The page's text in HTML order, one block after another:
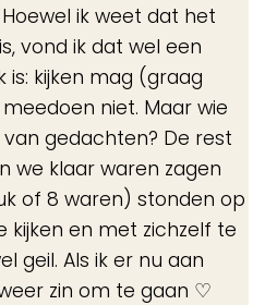
ik weet dat het
vond ik dat wel een
is: kijken mag (graag
niet. Maar wie
gedachten? De rest
we klaar waren zagen
of 8 waren) stonden op
en met zichzelf te
geil. Als ik er nu aan
zin om te gaan ♡